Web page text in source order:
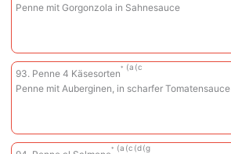
Penne mit Gorgonzola in Sahnesauce
93. Penne 4 Käsesorten
a c
Penne mit Auberginen, in scharfer Tomatensauce
a c d g